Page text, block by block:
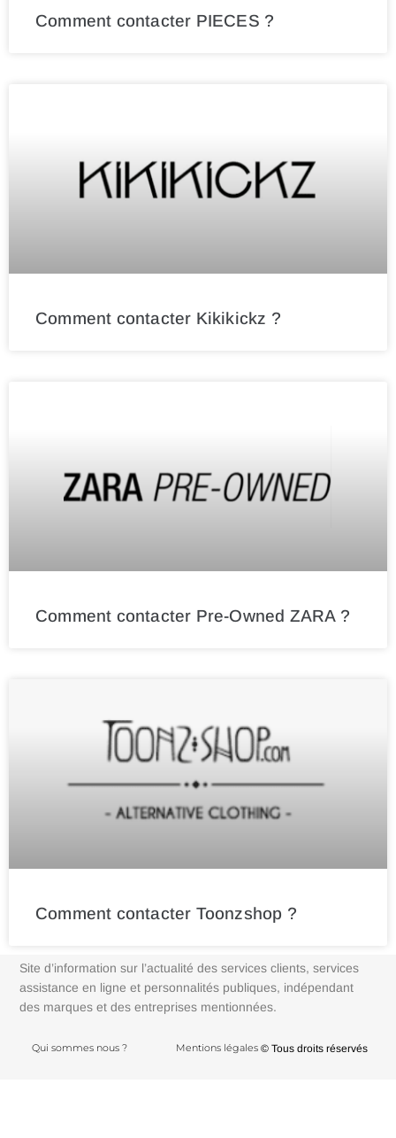
Comment contacter PIECES ?
Comment contacter Kikikickz ?
Comment contacter Pre-Owned ZARA ?
Comment contacter Toonzshop ?
Site d’information sur l’actualité des services clients, services
assistance en ligne et personnalités publiques, indépendant
des marques et des entreprises mentionnées.
Qui sommes nous ? Mentions légales © Tous droits réservés